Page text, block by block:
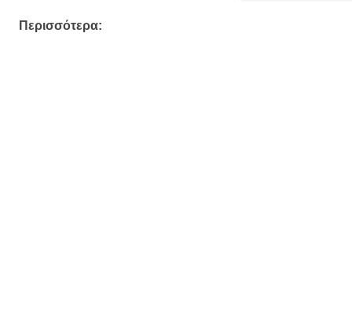
Περισσότερα: